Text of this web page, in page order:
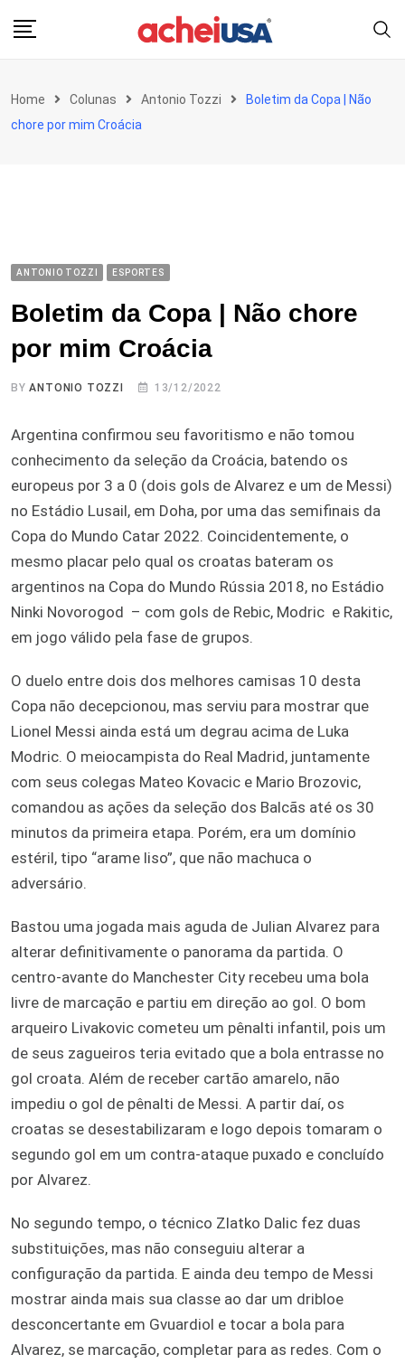
Home Colunas Antonio Tozzi
Boletim da Copa | Não
chore por mim Croácia
ANTONIO TOZZI ESPORTES
Boletim da Copa | Não chore
por mim Croácia
BYANTONIO TOZZI 13/12/2022
Argentina confirmou seu favoritismo e não tomou
conhecimento da seleção da Croácia, batendo os
europeus por 3 a 0 (dois gols de Alvarez e um de Messi)
no Estádio Lusail, em Doha, por uma das semifinais da
Copa do Mundo Catar 2022. Coincidentemente, o
mesmo placar pelo qual os croatas bateram os
argentinos na Copa do Mundo Rússia 2018, no Estádio
Ninki Novorogod – com gols de Rebic, Modric e Rakitic,
em jogo válido pela fase de grupos.
O duelo entre dois dos melhores camisas 10 desta
Copa não decepcionou, mas serviu para mostrar que
Lionel Messi ainda está um degrau acima de Luka
Modric. O meiocampista do Real Madrid, juntamente
com seus colegas Mateo Kovacic e Mario Brozovic,
comandou as ações da seleção dos Balcãs até os 30
minutos da primeira etapa. Porém, era um domínio
estéril, tipo “arame liso”, que não machuca o
adversário.
Bastou uma jogada mais aguda de Julian Alvarez para
alterar definitivamente o panorama da partida. O
centro-avante do Manchester City recebeu uma bola
livre de marcação e partiu em direção ao gol. O bom
arqueiro Livakovic cometeu um pênalti infantil, pois um
de seus zagueiros teria evitado que a bola entrasse no
gol croata. Além de receber cartão amarelo, não
impediu o gol de pênalti de Messi. A partir daí, os
croatas se desestabilizaram e logo depois tomaram o
segundo gol em um contra-ataque puxado e concluído
por Alvarez.
No segundo tempo, o técnico Zlatko Dalic fez duas
substituições, mas não conseguiu alterar a
configuração da partida. E ainda deu tempo de Messi
mostrar ainda mais sua classe ao dar um dribloe
desconcertante em Gvuardiol e tocar a bola para
Alvarez, se marcação, completar para as redes. Com o